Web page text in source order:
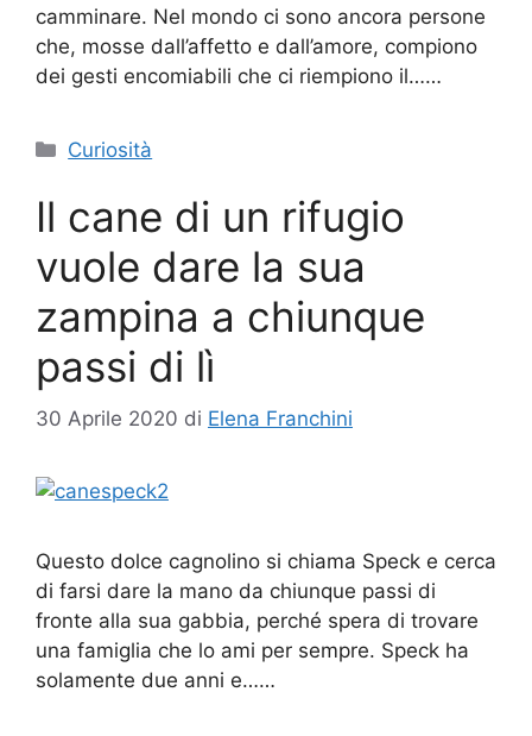
camminare. Nel mondo ci sono ancora persone
che, mosse dall’affetto e dall’amore, compiono
dei gesti encomiabili che ci riempiono il……
Categorie
Curiosità
Il cane di un rifugio
vuole dare la sua
zampina a chiunque
passi di lì
30 Aprile 2020 di Elena Franchini
Questo dolce cagnolino si chiama Speck e cerca
di farsi dare la mano da chiunque passi di
fronte alla sua gabbia, perché spera di trovare
una famiglia che lo ami per sempre. Speck ha
solamente due anni e……